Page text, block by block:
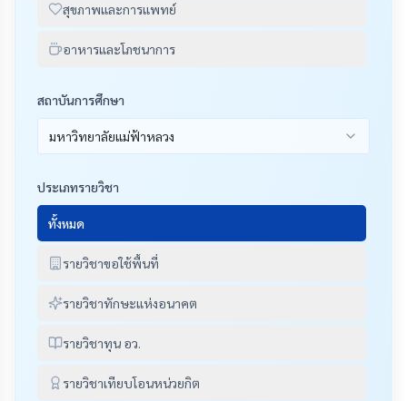
สุขภาพและการแพทย์
อาหารและโภชนาการ
สถาบันการศึกษา
มหาวิทยาลัยแม่ฟ้าหลวง
ประเภทรายวิชา
ทั้งหมด
รายวิชาขอใช้พื้นที่
รายวิชาทักษะแห่งอนาคต
รายวิชาทุน อว.
รายวิชาเทียบโอนหน่วยกิต